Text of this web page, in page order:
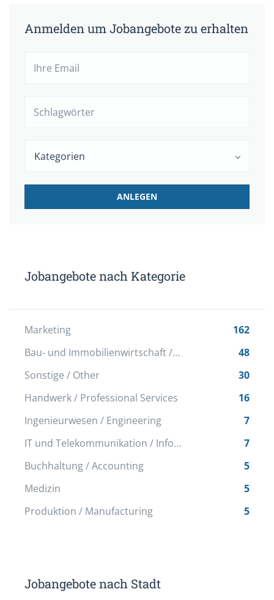
Anmelden um Jobangebote zu erhalten
Email
Kategorien
Jobangebote nach Kategorie
Marketing
162
Bau- und Immobilienwirtschaft / Real Estate
48
Sonstige / Other
30
Handwerk / Professional Services
16
Ingenieurwesen / Engineering
7
IT und Telekommunikation / Information Technology, Telecommunications
7
Buchhaltung / Accounting
5
Medizin
5
Produktion / Manufacturing
5
Jobangebote nach Stadt